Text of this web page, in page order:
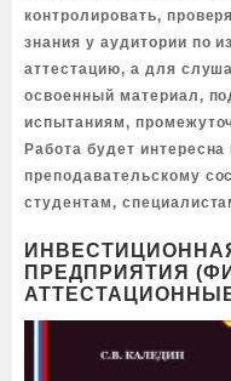
контролировать,
знания у аудитории по
аттестацию, а для
освоенный материал,
испытаниям,
Работа будет
преподавательскому
студентам,
ПРЕДПРИЯТИЯ